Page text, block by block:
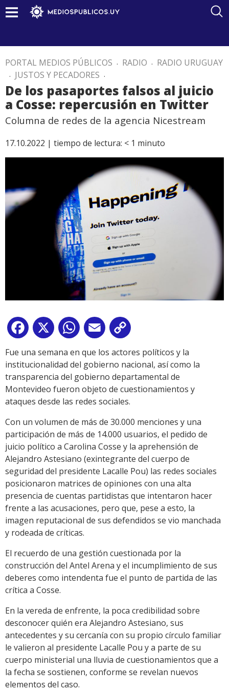
PORTAL MEDIOS PÚBLICOS . RADIO . RADIO URUGUAY
. JUSTOS Y PECADORES .
De los pasaportes falsos al juicio
a Cosse: repercusión en Twitter
Columna de redes de la agencia Nicestream
17.10.2022 | tiempo de lectura: < 1 minuto
Facebook
X WhatsApp
Email
Link
Fue una semana en que los actores políticos y la
institucionalidad del gobierno nacional, así como la
transparencia del gobierno departamental de
Montevideo fueron objeto de cuestionamientos y
ataques desde las redes sociales.
Con un volumen de más de 30.000 menciones y una
participación de más de 14.000 usuarios, el pedido de
juicio político a Carolina Cosse y la aprehensión de
Alejandro Astesiano (exintegrante del cuerpo de
seguridad del presidente Lacalle Pou) las redes sociales
posicionaron matrices de opiniones con una alta
presencia de cuentas partidistas que intentaron hacer
frente a las acusaciones, pero que, pese a esto, la
imagen reputacional de sus defendidos se vio manchada
y rodeada de críticas.
El recuerdo de una gestión cuestionada por la
construcción del Antel Arena y el incumplimiento de sus
deberes como intendenta fue el punto de partida de las
crítica a Cosse.
En la vereda de enfrente, la poca credibilidad sobre
desconocer quién era Alejandro Astesiano, sus
antecedentes y su cercanía con su propio círculo familiar
le valieron al presidente Lacalle Pou y a parte de su
cuerpo ministerial una lluvia de cuestionamientos que a
la fecha se sostienen, conforme se revelan nuevos
elementos del caso.